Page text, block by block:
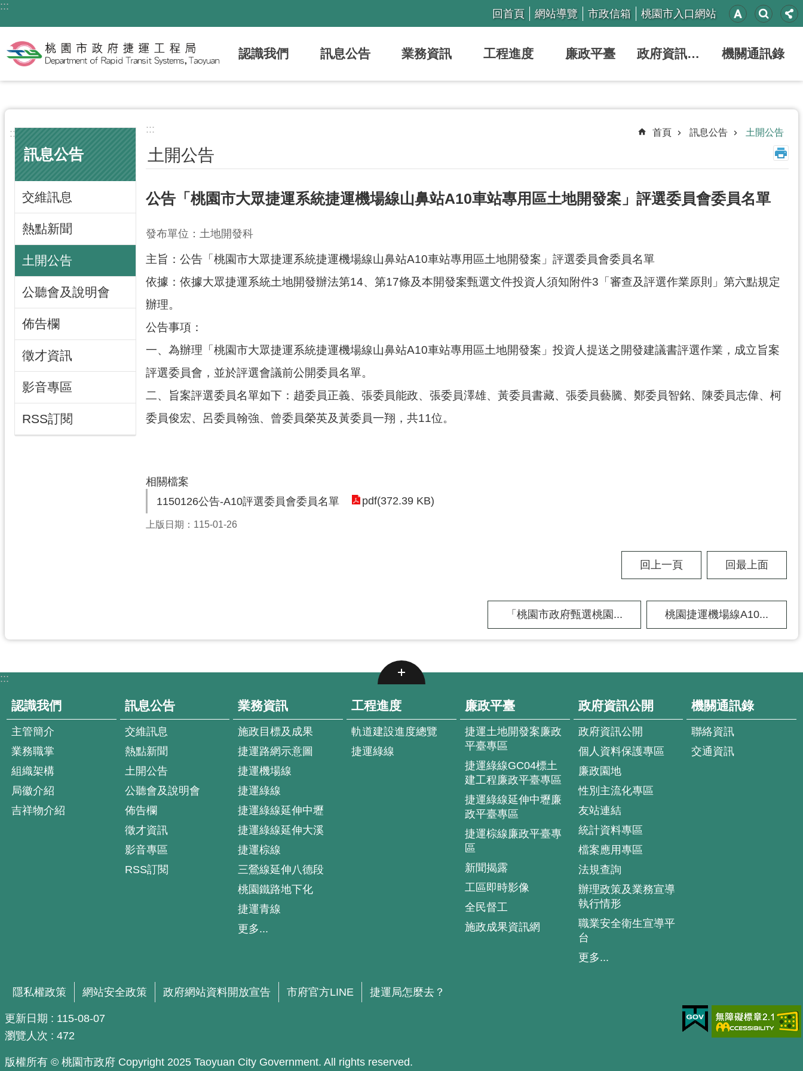
跳到主要內容區塊
:::
回首頁 網站導覽 市政信箱 桃園市入口網站
認識我們 訊息公告 業務資訊 工程進度 廉政平臺 政府資訊公開 機關通訊錄
:::
訊息公告
交維訊息
熱點新聞
土開公告
公聽會及說明會
佈告欄
徵才資訊
影音專區
RSS訂閱
::: 首頁 訊息公告 土開公告
土開公告
公告「桃園市大眾捷運系統捷運機場線山鼻站A10車站專用區土地開發案」評選委員會委員名單
發布單位：土地開發科
主旨：公告「桃園市大眾捷運系統捷運機場線山鼻站A10車站專用區土地開發案」評選委員會委員名單
依據：依據大眾捷運系統土地開發辦法第14、第17條及本開發案甄選文件投資人須知附件3「審查及評選作業原則」第六點規定
辦理。
公告事項：
一、為辦理「桃園市大眾捷運系統捷運機場線山鼻站A10車站專用區土地開發案」投資人提送之開發建議書評選作業，成立旨案
評選委員會，並於評選會議前公開委員名單。
二、旨案評選委員名單如下：趙委員正義、張委員能政、張委員澤雄、黃委員書藏、張委員藝騰、鄭委員智銘、陳委員志偉、柯
委員俊宏、呂委員翰強、曾委員榮英及黃委員一翔，共11位。
相關檔案
1150126公告-A10評選委員會委員名單
pdf(372.39 KB)
上版日期：115-01-26
回上一頁 回最上面
「桃園市政府甄選桃園... 桃園捷運機場線A10...
:::
認識我們
主管簡介
業務職掌
組織架構
局徽介紹
吉祥物介紹
訊息公告
交維訊息
熱點新聞
土開公告
公聽會及說明會
佈告欄
徵才資訊
影音專區
RSS訂閱
業務資訊
施政目標及成果
捷運路網示意圖
捷運機場線
捷運綠線
捷運綠線延伸中壢
捷運綠線延伸大溪
捷運棕線
三鶯線延伸八德段
桃園鐵路地下化
捷運青線
更多...
工程進度
軌道建設進度總覽
捷運綠線
廉政平臺
捷運土地開發案廉政
平臺專區
捷運綠線GC04標土
建工程廉政平臺專區
捷運綠線延伸中壢廉
政平臺專區
捷運棕線廉政平臺專
區
新聞揭露
工區即時影像
全民督工
施政成果資訊網
政府資訊公開
政府資訊公開
個人資料保護專區
廉政園地
性別主流化專區
友站連結
統計資料專區
檔案應用專區
法規查詢
辦理政策及業務宣導
執行情形
職業安全衛生宣導平
台
更多...
機關通訊錄
聯絡資訊
交通資訊
隱私權政策 網站安全政策 政府網站資料開放宣告 市府官方LINE 捷運局怎麼去？
更新日期
115-08-07
瀏覽人次
472
版權所有 © 桃園市政府 Copyright 2025 Taoyuan City Government. All rights reserved.